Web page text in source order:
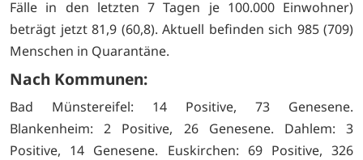
Fälle in den letzten 7 Tagen je 100.000 Einwohner)
beträgt jetzt 81,9 (60,8). Aktuell befinden sich 985 (709)
Menschen in Quarantäne.
Nach Kommunen:
Bad Münstereifel: 14 Positive, 73 Genesene.
Blankenheim: 2 Positive, 26 Genesene. Dahlem: 3
Positive, 14 Genesene. Euskirchen: 69 Positive, 326